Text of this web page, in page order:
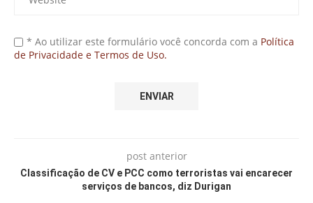
* Ao utilizar este formulário você concorda com a Política
de Privacidade e Termos de Uso.
post anterior
Classificação de CV e PCC como terroristas vai encarecer
serviços de bancos, diz Durigan